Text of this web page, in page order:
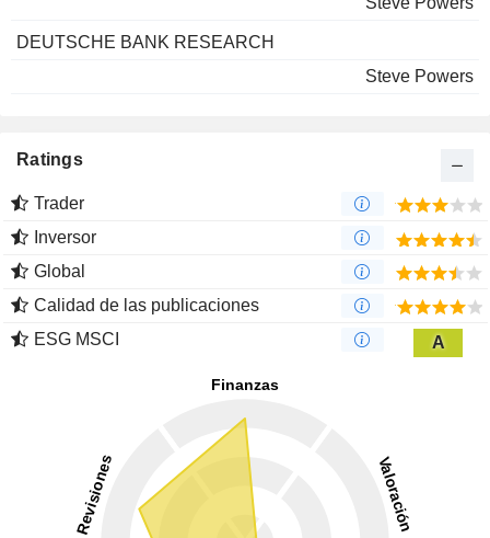
DEUTSCHE BANK RESEARCH
Steve Powers
Ratings
Trader
Inversor
Global
Calidad de las publicaciones
ESG MSCI
A